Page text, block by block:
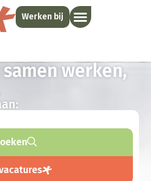
Werken bij
werken,